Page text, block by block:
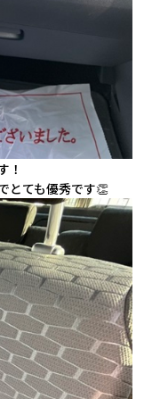
！
とても優秀です👏